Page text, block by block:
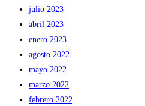
julio 2023
abril 2023
enero 2023
agosto 2022
mayo 2022
marzo 2022
febrero 2022